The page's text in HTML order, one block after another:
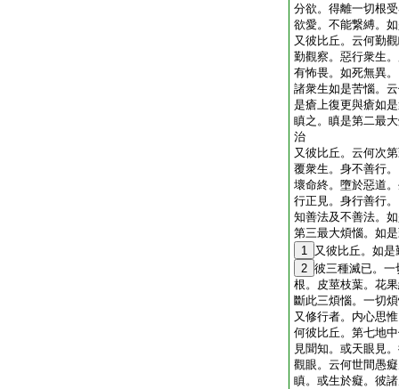
分欲。得離一切根
欲愛。不能繋縛。
又彼比丘。云何勤
勤觀察。惡行衆生
有怖畏。如死無異
諸衆生如是苦惱。
是瘡上復更與瘡如
瞋之。瞋是第二最
治
又彼比丘。云何次
覆衆生。身不善行
壞命終。墮於惡道
行正見。身行善行
知善法及不善法。
第三最大煩惱。如
1 又彼比丘。如
2 彼三種滅已。
根。皮莖枝葉。花
斷此三煩惱。一切
又修行者。内心思
何彼比丘。第七地
見聞知。或天眼見
觀眼。云何世間愚
瞋。或生於癡。彼